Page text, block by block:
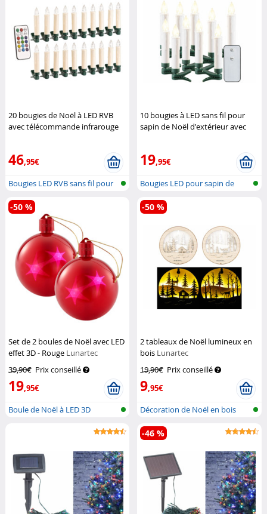
20 bougies de Noël à LED RVB
avec télécommande infrarouge
46,95€
Bougies LED RVB sans fil pour
arbre...
10 bougies à LED sans fil pour
sapin de Noël d'extérieur avec
19,95€
Bougies LED pour sapin de
Noël avec...
Set de 2 boules de Noël avec LED
effet 3D - Rouge Lunartec
39,90€ Prix conseillé
19,95€
-50 %
Boule de Noël à LED 3D
2 tableaux de Noël lumineux en
bois Lunartec
19,90€ Prix conseillé
9,95€
-50 %
Décoration de Noël en bois
LED
-46 %